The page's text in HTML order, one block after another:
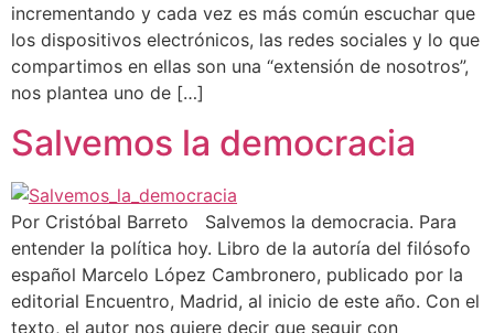
incrementando y cada vez es más común escuchar que
los dispositivos electrónicos, las redes sociales y lo que
compartimos en ellas son una “extensión de nosotros”,
nos plantea uno de […]
Salvemos la democracia
Por Cristóbal Barreto Salvemos la democracia. Para
entender la política hoy. Libro de la autoría del filósofo
español Marcelo López Cambronero, publicado por la
editorial Encuentro, Madrid, al inicio de este año. Con el
texto, el autor nos quiere decir que seguir con